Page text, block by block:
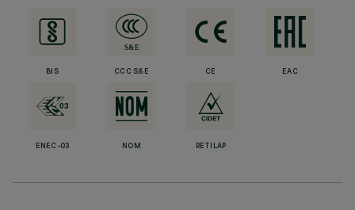
BIS CCC S&E CE EAC
ENEC-03 NOM RETILAP